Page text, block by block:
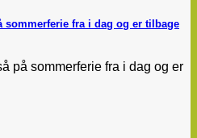
sommerferie fra i dag og er tilbage
på sommerferie fra i dag og er